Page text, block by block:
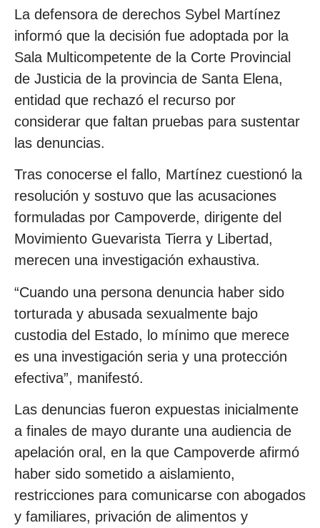
La defensora de derechos Sybel Martínez
informó que la decisión fue adoptada por la
Sala Multicompetente de la Corte Provincial
de Justicia de la provincia de Santa Elena,
entidad que rechazó el recurso por
considerar que faltan pruebas para sustentar
las denuncias.
Tras conocerse el fallo, Martínez cuestionó la
resolución y sostuvo que las acusaciones
formuladas por Campoverde, dirigente del
Movimiento Guevarista Tierra y Libertad,
merecen una investigación exhaustiva.
“Cuando una persona denuncia haber sido
torturada y abusada sexualmente bajo
custodia del Estado, lo mínimo que merece
es una investigación seria y una protección
efectiva”, manifestó.
Las denuncias fueron expuestas inicialmente
a finales de mayo durante una audiencia de
apelación oral, en la que Campoverde afirmó
haber sido sometido a aislamiento,
restricciones para comunicarse con abogados
y familiares, privación de alimentos y